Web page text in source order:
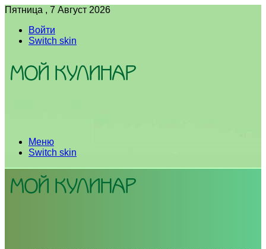
Пятница , 7 Август 2026
Войти
Switch skin
Меню
Switch skin